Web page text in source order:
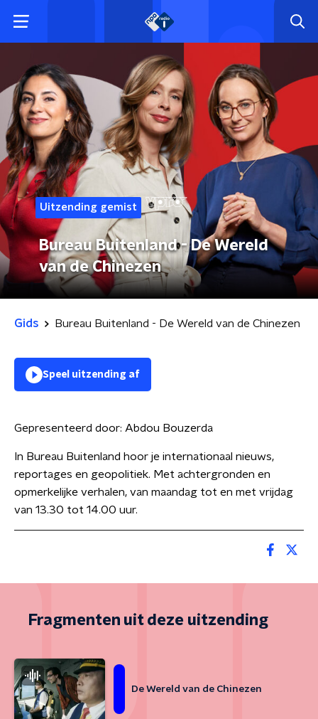
Uitzending gemist
Bureau Buitenland - De Wereld
van de Chinezen
Gids Bureau Buitenland - De Wereld van de Chinezen
Speel uitzending af
Gepresenteerd door: Abdou Bouzerda
In Bureau Buitenland hoor je internationaal nieuws,
reportages en geopolitiek. Met achtergronden en
opmerkelijke verhalen, van maandag tot en met vrijdag
van 13.30 tot 14.00 uur.
Fragmenten uit deze uitzending
De Wereld van de Chinezen